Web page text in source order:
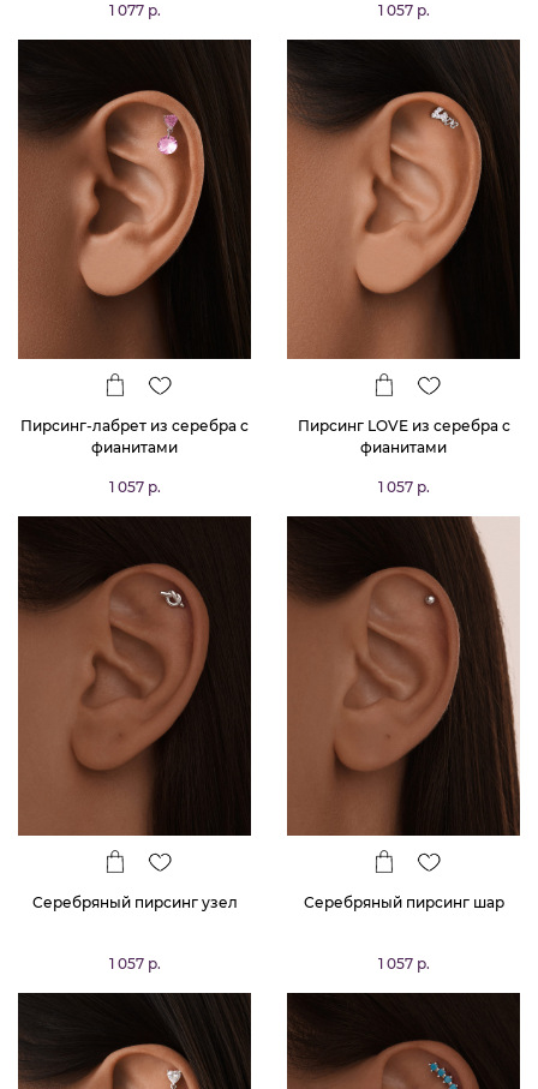
1 077 р. 1 057 р.
Пирсинг-лабрет из серебра с
фианитами
1 057 р.
Пирсинг LOVE из серебра с
фианитами
1 057 р.
Серебряный пирсинг узел
1 057 р.
Серебряный пирсинг шар
1 057 р.